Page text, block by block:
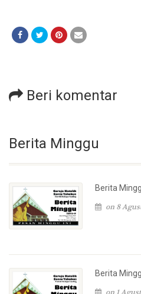
Beri komentar
Berita Minggu
Berita
on 8
Berita